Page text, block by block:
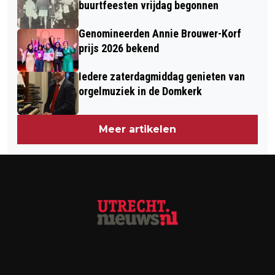
buurtfeesten vrijdag begonnen
Genomineerden Annie Brouwer-Korf
prijs 2026 bekend
Iedere zaterdagmiddag genieten van
orgelmuziek in de Domkerk
Meer artikelen